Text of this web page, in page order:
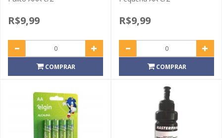
R$9,99
COMPRAR
R$9,99
COMPRAR